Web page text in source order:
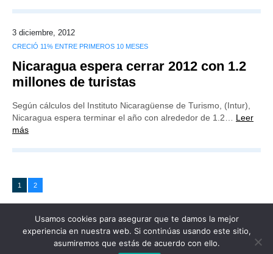
3 diciembre, 2012
CRECIÓ 11% ENTRE PRIMEROS 10 MESES
Nicaragua espera cerrar 2012 con 1.2
millones de turistas
Según cálculos del Instituto Nicaragüense de Turismo, (Intur),
Nicaragua espera terminar el año con alrededor de 1.2… Leer
más
1 2
Usamos cookies para asegurar que te damos la mejor
experiencia en nuestra web. Si continúas usando este sitio,
asumiremos que estás de acuerdo con ello.
Publicidad Redacción Contacto